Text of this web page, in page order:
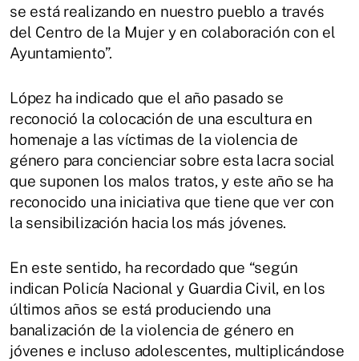
se está realizando en nuestro pueblo a través
del Centro de la Mujer y en colaboración con el
Ayuntamiento”.
López ha indicado que el año pasado se
reconoció la colocación de una escultura en
homenaje a las víctimas de la violencia de
género para concienciar sobre esta lacra social
que suponen los malos tratos, y este año se ha
reconocido una iniciativa que tiene que ver con
la sensibilización hacia los más jóvenes.
En este sentido, ha recordado que “según
indican Policía Nacional y Guardia Civil, en los
últimos años se está produciendo una
banalización de la violencia de género en
jóvenes e incluso adolescentes, multiplicándose